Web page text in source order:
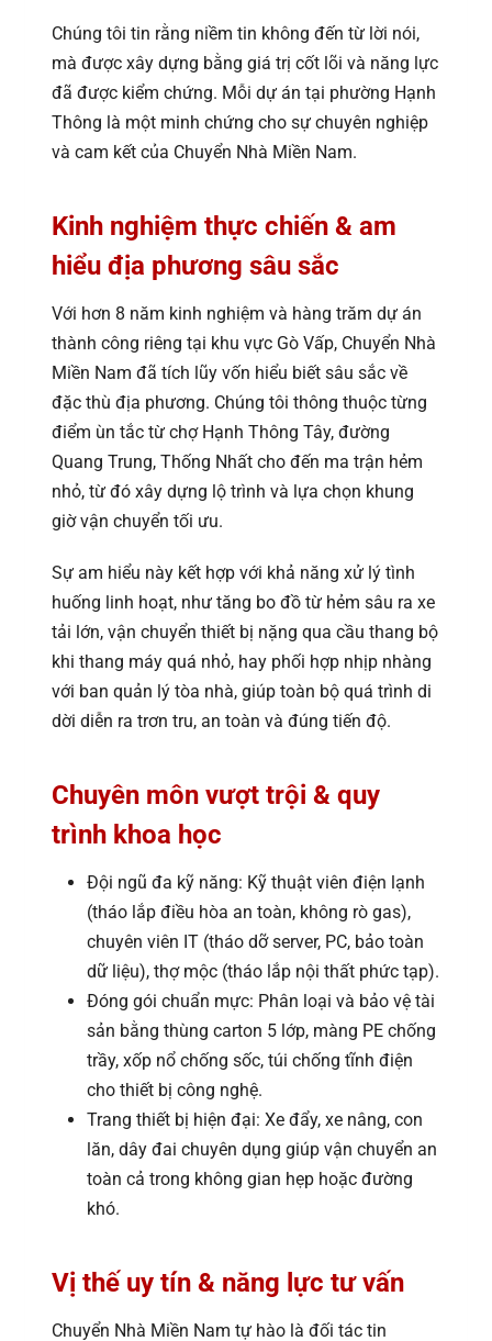
Chúng tôi tin rằng niềm tin không đến từ lời nói,
mà được xây dựng bằng giá trị cốt lõi và năng lực
đã được kiểm chứng. Mỗi dự án tại phường Hạnh
Thông là một minh chứng cho sự chuyên nghiệp
và cam kết của Chuyển Nhà Miền Nam.
Kinh nghiệm thực chiến & am
hiểu địa phương sâu sắc
Với hơn 8 năm kinh nghiệm và hàng trăm dự án
thành công riêng tại khu vực Gò Vấp, Chuyển Nhà
Miền Nam đã tích lũy vốn hiểu biết sâu sắc về
đặc thù địa phương. Chúng tôi thông thuộc từng
điểm ùn tắc từ chợ Hạnh Thông Tây, đường
Quang Trung, Thống Nhất cho đến ma trận hẻm
nhỏ, từ đó xây dựng lộ trình và lựa chọn khung
giờ vận chuyển tối ưu.
Sự am hiểu này kết hợp với khả năng xử lý tình
huống linh hoạt, như tăng bo đồ từ hẻm sâu ra xe
tải lớn, vận chuyển thiết bị nặng qua cầu thang bộ
khi thang máy quá nhỏ, hay phối hợp nhịp nhàng
với ban quản lý tòa nhà, giúp toàn bộ quá trình di
dời diễn ra trơn tru, an toàn và đúng tiến độ.
Chuyên môn vượt trội & quy
trình khoa học
Đội ngũ đa kỹ năng: Kỹ thuật viên điện lạnh
(tháo lắp điều hòa an toàn, không rò gas),
chuyên viên IT (tháo dỡ server, PC, bảo toàn
dữ liệu), thợ mộc (tháo lắp nội thất phức tạp).
Đóng gói chuẩn mực: Phân loại và bảo vệ tài
sản bằng thùng carton 5 lớp, màng PE chống
trầy, xốp nổ chống sốc, túi chống tĩnh điện
cho thiết bị công nghệ.
Trang thiết bị hiện đại: Xe đẩy, xe nâng, con
lăn, dây đai chuyên dụng giúp vận chuyển an
toàn cả trong không gian hẹp hoặc đường
khó.
Vị thế uy tín & năng lực tư vấn
Chuyển Nhà Miền Nam tự hào là đối tác tin